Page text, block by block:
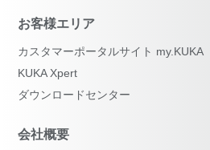
お客様エリア
カスタマーポータルサイト my.KUKA
KUKA Xpert
ダウンロードセンター
会社概要